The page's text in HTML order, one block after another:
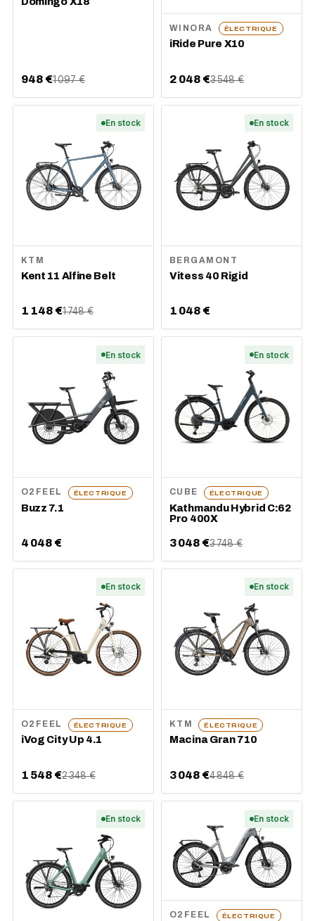
948 €1 097 €
WINORA ÉLECTRIQUE
iRide Pure X10
2 048 €3 548 €
En stock
KTM
Kent 11 Alfine Belt
1 148 €1 748 €
En stock
BERGAMONT
Vitess 40 Rigid
1 048 €
En stock
O2FEEL ÉLECTRIQUE
Buzz 7.1
4 048 €
En stock
CUBE ÉLECTRIQUE
Kathmandu Hybrid C:62
Pro 400X
3 048 €3 748 €
En stock
O2FEEL ÉLECTRIQUE
iVog City Up 4.1
1 548 €2 348 €
En stock
KTM ÉLECTRIQUE
Macina Gran 710
3 048 €4 848 €
En stock En stock
O2FEEL ÉLECTRIQUE